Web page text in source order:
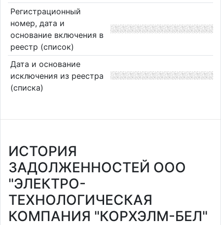
Регистрационный
номер, дата и
основание включения в
реестр (список)
Дата и основание
исключения из реестра
(списка)
ИСТОРИЯ
ЗАДОЛЖЕННОСТЕЙ ООО
"ЭЛЕКТРО-
ТЕХНОЛОГИЧЕСКАЯ
КОМПАНИЯ "КОРХЭЛМ-БЕЛ"